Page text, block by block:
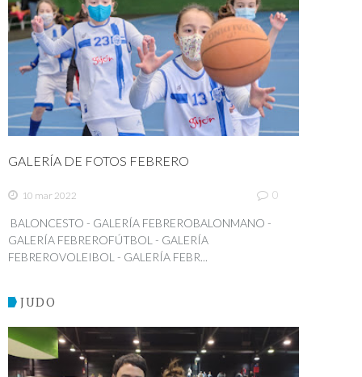
GALERÍA DE FOTOS FEBRERO
10 mar 2022 0
BALONCESTO - GALERÍA FEBREROBALONMANO -
GALERÍA FEBREROFÚTBOL - GALERÍA
FEBREROVOLEIBOL - GALERÍA FEBR...
JUDO